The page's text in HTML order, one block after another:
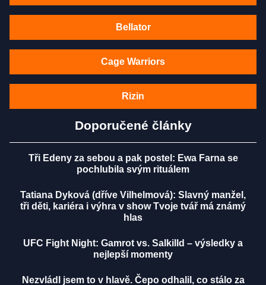
Bellator
Cage Warriors
Rizin
Doporučené články
Tři Edeny za sebou a pak postel: Ewa Farna se
pochlubila svým rituálem
Tatiana Dyková (dříve Vilhelmová): Slavný manžel,
tři děti, kariéra i výhra v show Tvoje tvář má známý
hlas
UFC Fight Night: Gamrot vs. Salkilld – výsledky a
nejlepší momenty
Nezvládl jsem to v hlavě. Čepo odhalil, co stálo za